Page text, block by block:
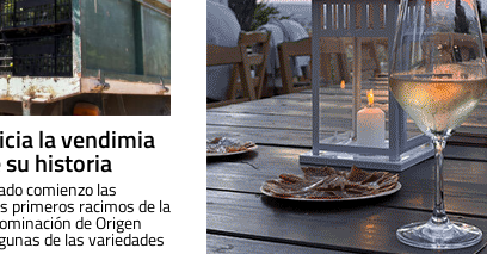
la vendimia
historia
comienzo las
primeros racimos de la
de Origen
de las variedades